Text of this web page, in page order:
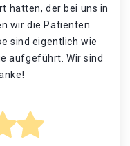
hatten, der bei uns in
wir die Patienten
sind eigentlich wie
aufgeführt. Wir sind